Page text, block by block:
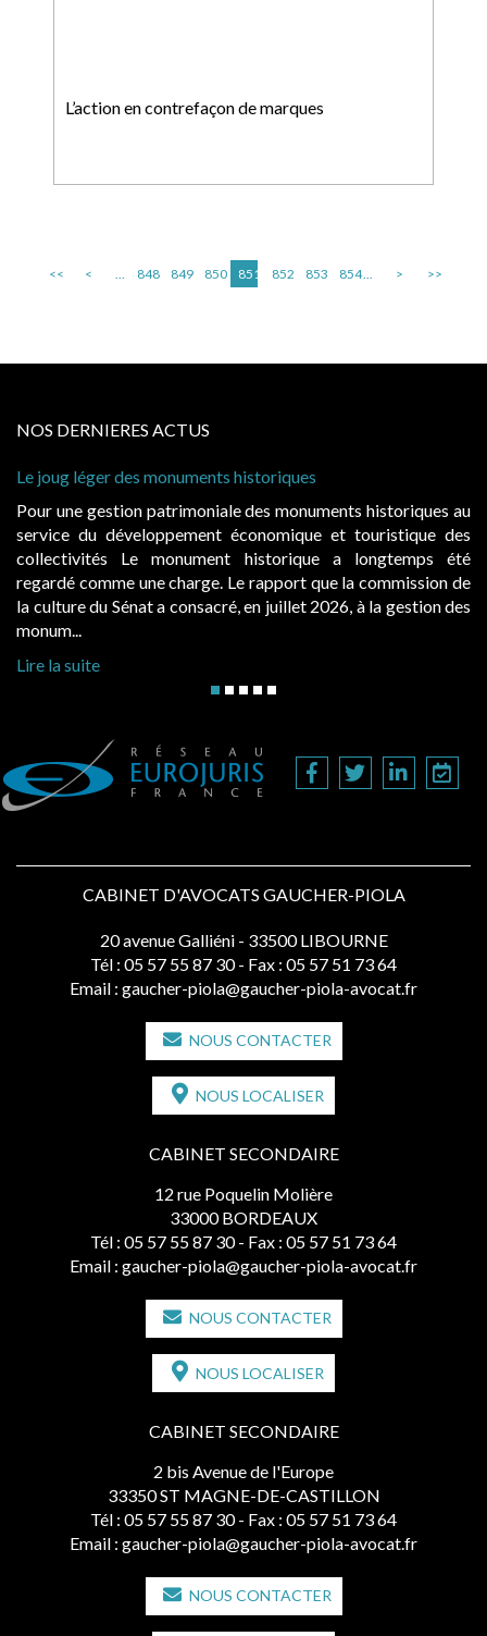
L’action en contrefaçon de marques
<< < ... 848 849 850 851 852 853 854... > >>
NOS DERNIERES ACTUS
Le joug léger des monuments historiques
Pour une gestion patrimoniale des monuments historiques au
service du développement économique et touristique des
collectivités Le monument historique a longtemps été
regardé comme une charge. Le rapport que la commission de
la culture du Sénat a consacré, en juillet 2026, à la gestion des
monum...
Lire la suite
CABINET D'AVOCATS GAUCHER-PIOLA
20 avenue Galliéni - 33500 LIBOURNE
Tél : 05 57 55 87 30 - Fax : 05 57 51 73 64
Email : gaucher-piola@gaucher-piola-avocat.fr
NOUS CONTACTER
NOUS LOCALISER
CABINET SECONDAIRE
12 rue Poquelin Molière
33000 BORDEAUX
Tél : 05 57 55 87 30 - Fax : 05 57 51 73 64
Email : gaucher-piola@gaucher-piola-avocat.fr
NOUS CONTACTER
NOUS LOCALISER
CABINET SECONDAIRE
2 bis Avenue de l'Europe
33350 ST MAGNE-DE-CASTILLON
Tél : 05 57 55 87 30 - Fax : 05 57 51 73 64
Email : gaucher-piola@gaucher-piola-avocat.fr
NOUS CONTACTER